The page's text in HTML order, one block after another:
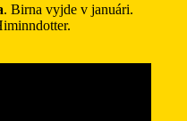
. Birna vyjde v januári.